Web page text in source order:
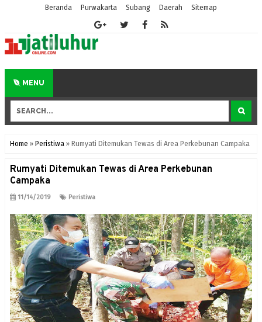
Beranda Purwakarta Subang Daerah Sitemap
MENU
Home » Peristiwa » Rumyati Ditemukan Tewas di Area Perkebunan Campaka
Rumyati Ditemukan Tewas di Area Perkebunan
Campaka
11/14/2019 Peristiwa